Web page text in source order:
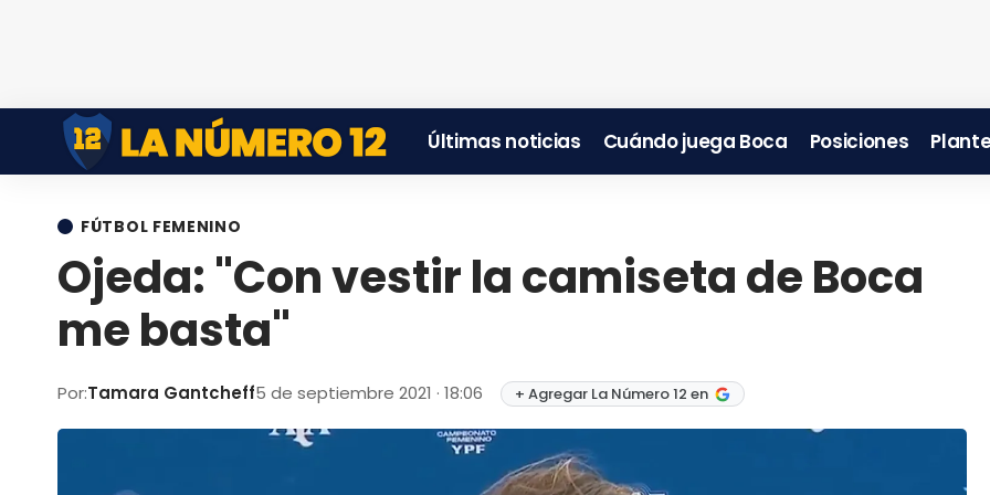
Últimas noticias Cuándo juega Boca Posiciones
FÚTBOL FEMENINO
Ojeda: "Con vestir la camiseta de Boca
me basta"
Por:Tamara Gantcheff5 de septiembre 2021 · 18:06 + Agregar La Número 12 en